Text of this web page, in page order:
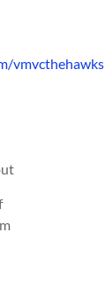
vmvcthehawks